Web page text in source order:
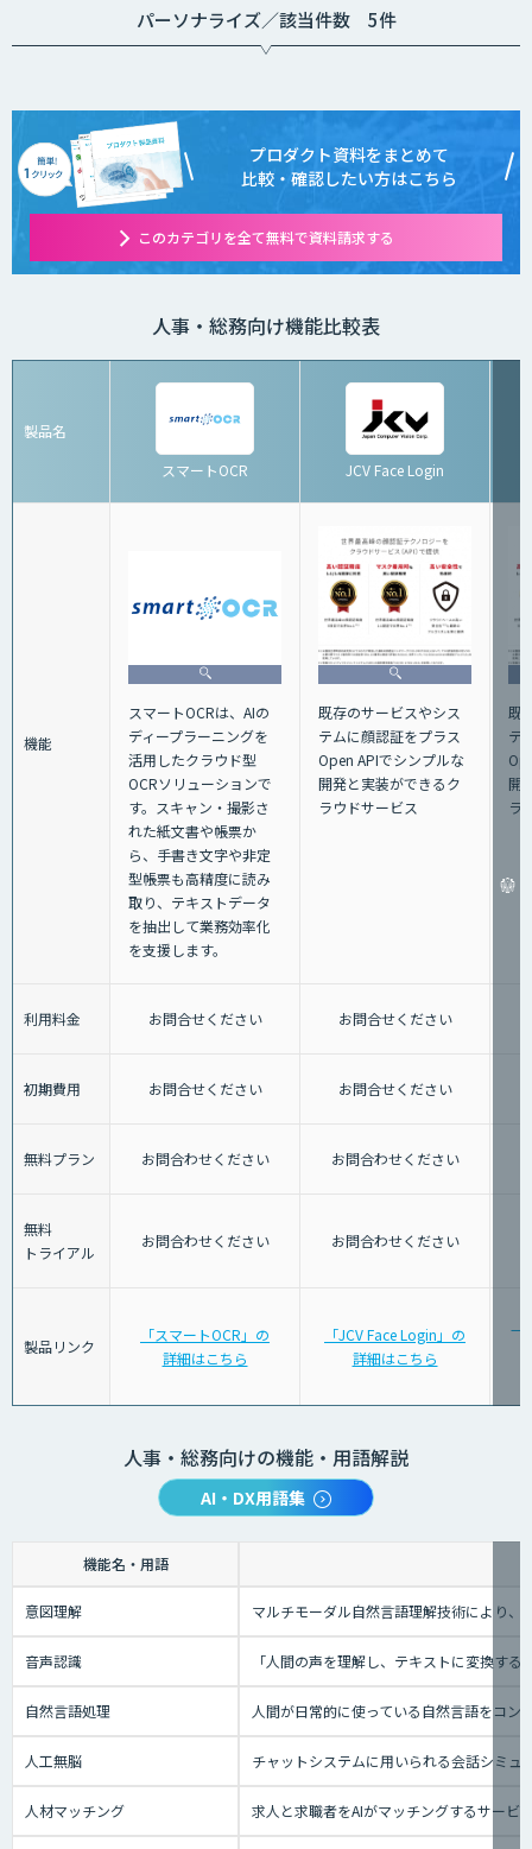
パーソナライズ／該当件数 5件
プロダクト資料をまとめて
比較・確認したい方はこちら
このカテゴリを全て無料で資料請求する
人事・総務向け機能比較表
製品名
スマートOCR
JCV Face Login
機能
スマートOCRは、AIの
ディープラーニングを
活用したクラウド型
OCRソリューションで
す。スキャン・撮影さ
れた紙文書や帳票か
ら、手書き文字や非定
型帳票も高精度に読み
取り、テキストデータ
を抽出して業務効率化
を支援します。
既存のサービスやシス
テムに顔認証をプラス
Open APIでシンプルな
開発と実装ができるク
ラウドサービス
既
テ
開
ラ
利用料金 お問合せください お問合せください
初期費用 お問合せください お問合せください
無料プラン お問合わせください お問合わせください
無料
トライアル
お問合わせください お問合わせください
製品リンク
「スマートOCR」の
詳細はこちら
「JCV Face Login」の
詳細はこちら
人事・総務向けの機能・用語解説
AI・DX用語集
機能名・用語
意図理解 マルチモーダル自然言語理解技術により、
音声認識 「人間の声を理解し、テキストに変換す
自然言語処理 人間が日常的に使っている自然言語をコ
人工無脳 チャットシステムに用いられる会話シミ
人材マッチング 求人と求職者をAIがマッチングするサービ